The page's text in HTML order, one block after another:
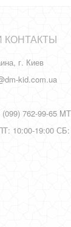
г. Киев
kid.com.ua
(099) 762-99-65
10:00-19:00